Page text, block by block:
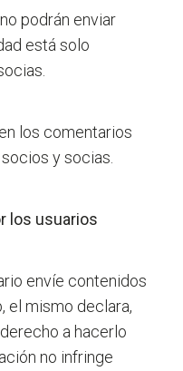
podrán enviar
está solo
los comentarios
y socias.
los usuarios
envíe contenidos
el mismo declara,
a hacerlo
no infringe